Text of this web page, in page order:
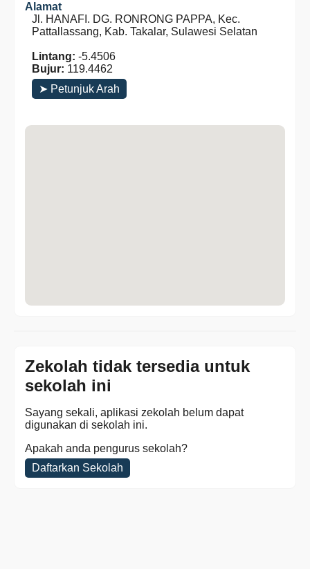
Alamat
Jl. HANAFI. DG. RONRONG PAPPA, Kec.
Pattallassang, Kab. Takalar, Sulawesi Selatan
Lintang: -5.4506
Bujur: 119.4462
➤ Petunjuk Arah
Zekolah tidak tersedia untuk
sekolah ini
Sayang sekali, aplikasi zekolah belum dapat
digunakan di sekolah ini.
Apakah anda pengurus sekolah?
Daftarkan Sekolah